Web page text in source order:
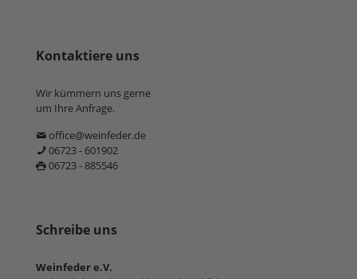
Kontaktiere uns
Wir kümmern uns gerne
um Ihre Anfrage.
office@weinfeder.de
06723 - 601902
06723 - 885546
Schreibe uns
Weinfeder e.V.